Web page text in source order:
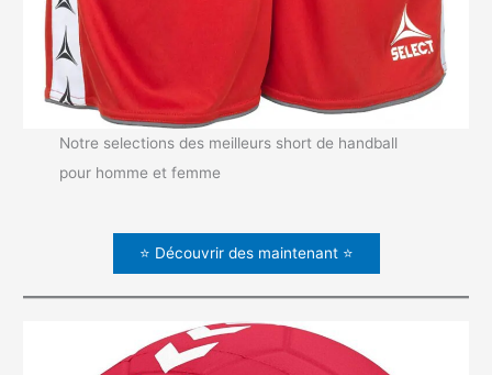
Notre selections des meilleurs short de handball
pour homme et femme
⭐ Découvrir des maintenant ⭐